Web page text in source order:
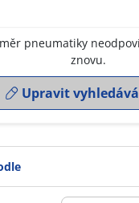
pneumatiky
znovu.
Upravit